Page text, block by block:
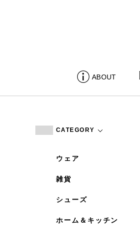
ABOUT
CATEGORY
ウェア
雑貨
シューズ
ホーム＆キッチン